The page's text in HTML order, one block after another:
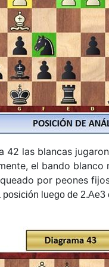
42 las blancas
el bando
por peones
posición luego de